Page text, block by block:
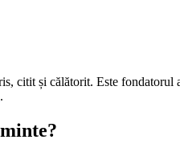
citit și călătorit. Este
.